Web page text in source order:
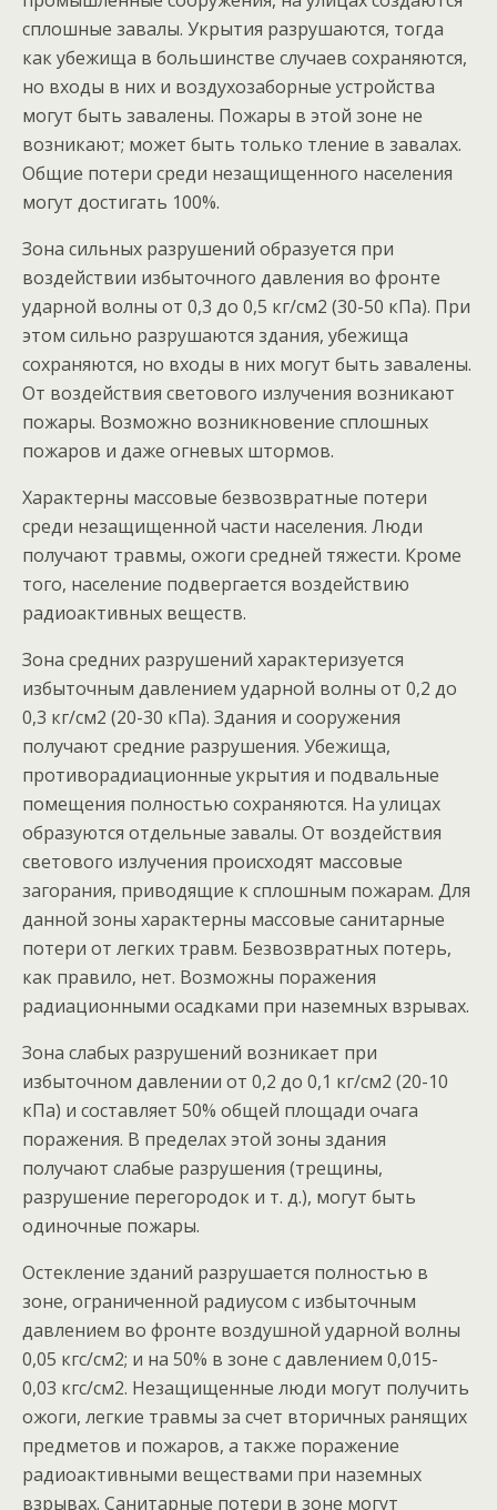
сплошные завалы. Укрытия разрушаются, тогда
как убежища в большинстве случаев сохраняются,
но входы в них и воздухозаборные устройства
могут быть завалены. Пожары в этой зоне не
возникают; может быть только тление в завалах.
Общие потери среди незащищенного населения
могут достигать 100%.
Зона сильных разрушений образуется при
воздействии избыточного давления во фронте
ударной волны от 0,3 до 0,5 кг/см2 (30-50 кПа). При
этом сильно разрушаются здания, убежища
сохраняются, но входы в них могут быть завалены.
От воздействия светового излучения возникают
пожары. Возможно возникновение сплошных
пожаров и даже огневых штормов.
Характерны массовые безвозвратные потери
среди незащищенной части населения. Люди
получают травмы, ожоги средней тяжести. Кроме
того, население подвергается воздействию
радиоактивных веществ.
Зона средних разрушений характеризуется
избыточным давлением ударной волны от 0,2 до
0,3 кг/см2 (20-30 кПа). Здания и сооружения
получают средние разрушения. Убежища,
противорадиационные укрытия и подвальные
помещения полностью сохраняются. На улицах
образуются отдельные завалы. От воздействия
светового излучения происходят массовые
загорания, приводящие к сплошным пожарам. Для
данной зоны характерны массовые санитарные
потери от легких травм. Безвозвратных потерь,
как правило, нет. Возможны поражения
радиационными осадками при наземных взрывах.
Зона слабых разрушений возникает при
избыточном давлении от 0,2 до 0,1 кг/см2 (20-10
кПа) и составляет 50% общей площади очага
поражения. В пределах этой зоны здания
получают слабые разрушения (трещины,
разрушение перегородок и т. д.), могут быть
одиночные пожары.
Остекление зданий разрушается полностью в
зоне, ограниченной радиусом с избыточным
давлением во фронте воздушной ударной волны
0,05 кгс/см2; и на 50% в зоне с давлением 0,015-
0,03 кгс/см2. Незащищенные люди могут получить
ожоги, легкие травмы за счет вторичных ранящих
предметов и пожаров, а также поражение
радиоактивными веществами при наземных
взрывах. Санитарные потери в зоне могут